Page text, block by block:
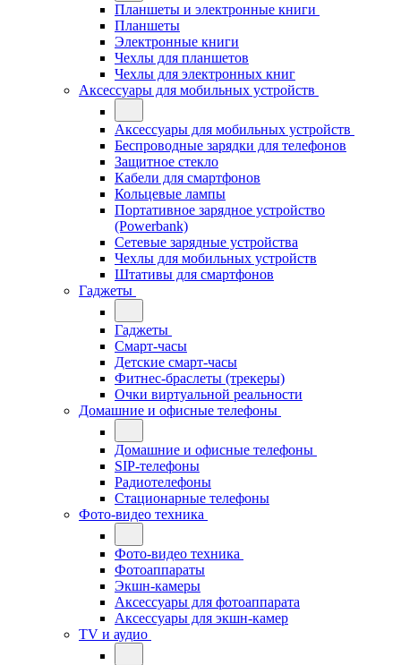
Планшеты и электронные книги
Планшеты
Электронные книги
Чехлы для планшетов
Чехлы для электронных книг
Аксессуары для мобильных устройств
Аксессуары для мобильных устройств
Беспроводные зарядки для телефонов
Защитное стекло
Кабели для смартфонов
Кольцевые лампы
Портативное зарядное устройство
(Powerbank)
Сетевые зарядные устройства
Чехлы для мобильных устройств
Штативы для смартфонов
Гаджеты
Гаджеты
Смарт-часы
Детские смарт-часы
Фитнес-браслеты (трекеры)
Очки виртуальной реальности
Домашние и офисные телефоны
Домашние и офисные телефоны
SIP-телефоны
Радиотелефоны
Стационарные телефоны
Фото-видео техника
Фото-видео техника
Фотоаппараты
Экшн-камеры
Аксессуары для фотоаппарата
Аксессуары для экшн-камер
TV и аудио